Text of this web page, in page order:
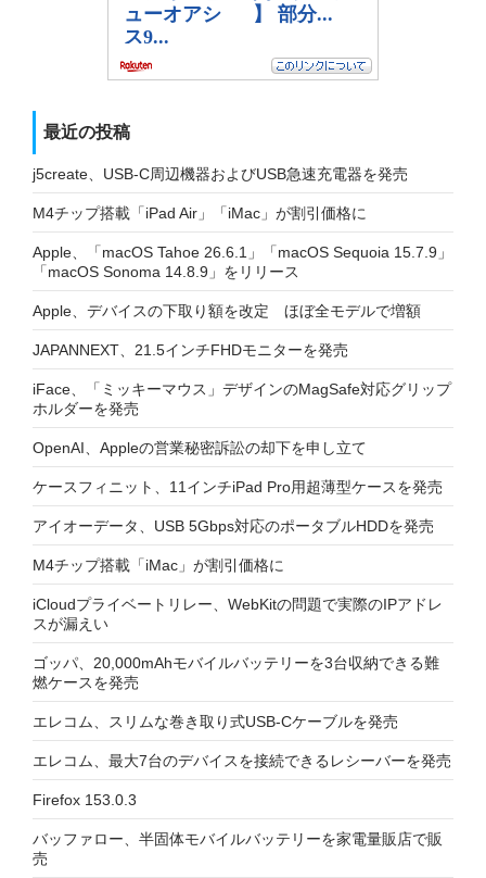
最近の投稿
j5create、USB-C周辺機器およびUSB急速充電器を発売
M4チップ搭載「iPad Air」「iMac」が割引価格に
Apple、「macOS Tahoe 26.6.1」「macOS Sequoia 15.7.9」
「macOS Sonoma 14.8.9」をリリース
Apple、デバイスの下取り額を改定 ほぼ全モデルで増額
JAPANNEXT、21.5インチFHDモニターを発売
iFace、「ミッキーマウス」デザインのMagSafe対応グリップ
ホルダーを発売
OpenAI、Appleの営業秘密訴訟の却下を申し立て
ケースフィニット、11インチiPad Pro用超薄型ケースを発売
アイオーデータ、USB 5Gbps対応のポータブルHDDを発売
M4チップ搭載「iMac」が割引価格に
iCloudプライベートリレー、WebKitの問題で実際のIPアドレ
スが漏えい
ゴッパ、20,000mAhモバイルバッテリーを3台収納できる難
燃ケースを発売
エレコム、スリムな巻き取り式USB-Cケーブルを発売
エレコム、最大7台のデバイスを接続できるレシーバーを発売
Firefox 153.0.3
バッファロー、半固体モバイルバッテリーを家電量販店で販
売